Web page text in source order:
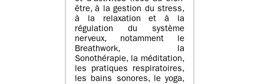
être, à la gestion du stress,
à la relaxation et à la
régulation du système
nerveux, notamment le
Breathwork, la
Sonothérapie, la méditation,
les pratiques respiratoires,
les bains sonores, le yoga,